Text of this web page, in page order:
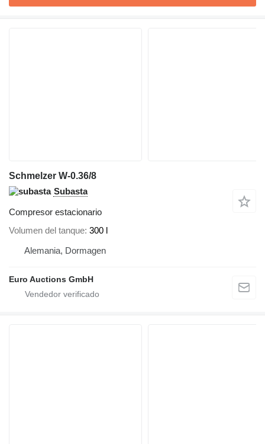
Schmelzer W-0.36/8
Subasta
Compresor estacionario
Volumen del tanque 300 l
Alemania, Dormagen
Euro Auctions GmbH